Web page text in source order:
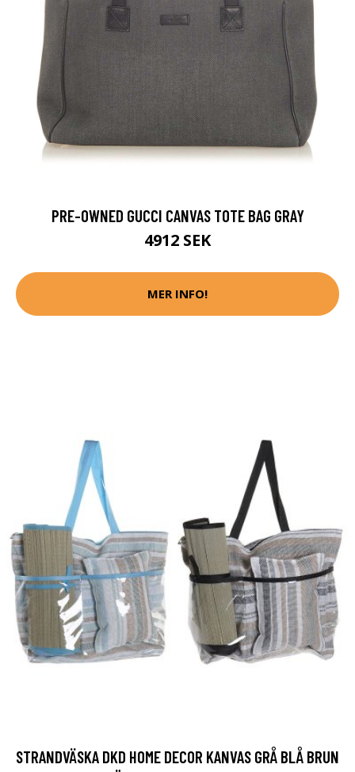
PRE-OWNED GUCCI CANVAS TOTE BAG GRAY
4912 SEK
MER INFO!
STRANDVÄSKA DKD HOME DECOR KANVAS GRÅ BLÅ BRUN